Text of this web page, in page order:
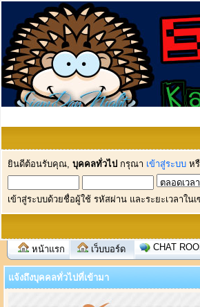
ยินดีต้อนรับคุณ, บุคคลทั่วไป กรุณา เข้าสู่ระบบ ห
เข้าสู่ระบบด้วยชื่อผู้ใช้ รหัสผ่าน และระยะเวลาใน
หน้าแรก เว็บบอร์ด CHAT
แจ้งถึงบุคคลทั่วไปที่เข้ามา